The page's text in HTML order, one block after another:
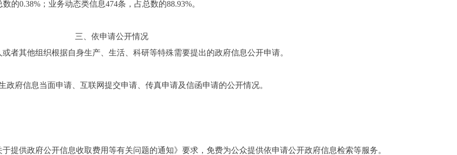
的0.38%；业务动态类信息474条，占总数的88.93%。
三、依申请公开情况
者其他组织根据自身生产、生活、科研等特殊需要提出的政府信息公开申请。
政府信息当面申请、互联网提交申请、传真申请及信函申请的公开情况。
提供政府公开信息收取费用等有关问题的通知》要求，免费为公众提供依申请公开政府信息检索等服务。